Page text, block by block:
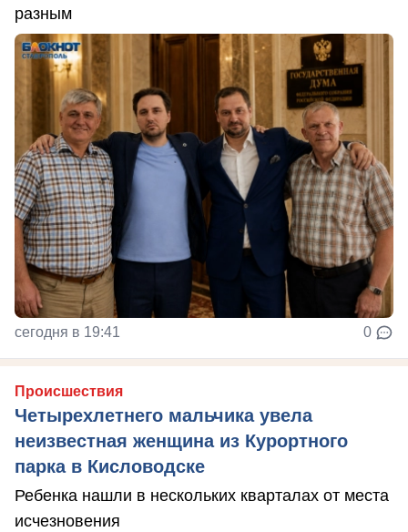
разным
сегодня в 19:41 0
Происшествия
Четырехлетнего мальчика увела
неизвестная женщина из Курортного
парка в Кисловодске
Ребенка нашли в нескольких кварталах от места
исчезновения